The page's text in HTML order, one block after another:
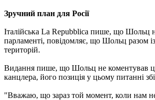
Зручний план для Росії
Італійська La Repubblica пише, що Шольц
парламенті, повідомляє, що Шольц разом
територій.
Видання пише, що Шольц не коментував
канцлера, його позиція у цьому питанні
"Вважаю, що зараз той момент, коли нам